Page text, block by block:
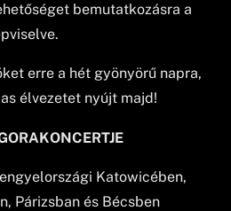
bemutatkozásra a
erre a hét gyönyörű napra,
élvezetet nyújt majd!
Katowicében,
Párizsban és Bécsben